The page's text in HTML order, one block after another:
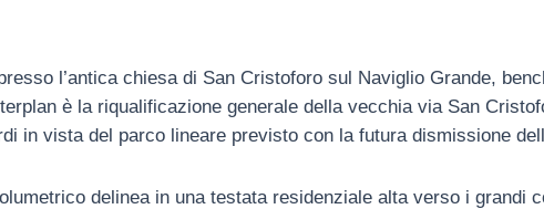
l’antica chiesa di San Cristoforo sul Naviglio Grande,
è la riqualificazione generale della vecchia via San
in vista del parco lineare previsto con la futura dismissione
delinea in una testata residenziale alta verso i grandi